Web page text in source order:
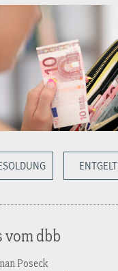
ENTGELT
vom dbb
Poseck